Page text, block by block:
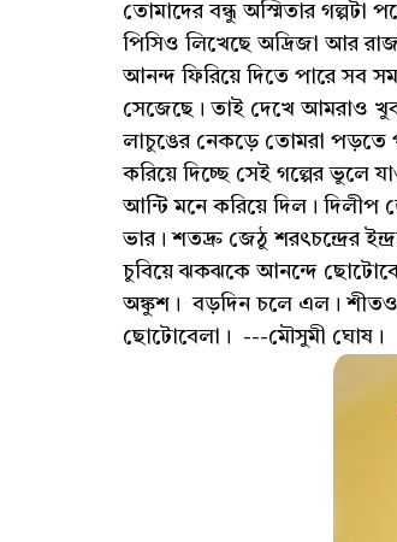
তোমাদের বন্ধু অস্মিতার গল্পটা
পিসিও লিখেছে অদ্রিজা আর
আনন্দ ফিরিয়ে দিতে পারে সব
সেজেছে। তাই দেখে আমরাও খুব
লাচুঙের নেকড়ে তোমরা পড়তে
করিয়ে দিচ্ছে সেই গল্পের ভুলে
আন্টি মনে করিয়ে দিল। দিলীপ
ভার। শতদ্রু জেঠু শরৎচন্দ্রের
চুবিয়ে ঝকঝকে আনন্দে
অঙ্কুশ। বড়দিন চলে এল।
ছোটোবেলা। ---মৌসুমী ঘোষ।